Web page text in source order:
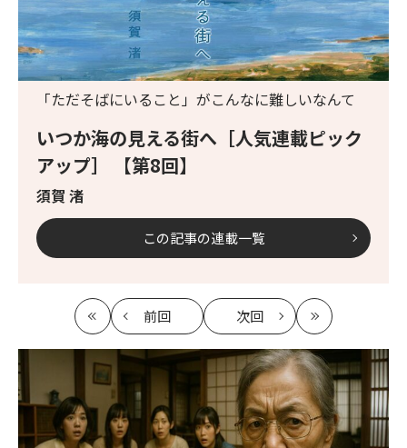
いつか海の見える街へ［人気連載ピック
アップ］ 【第8回】
須賀 渚
「ただそばにいること」がこんなに難しいなんて
この記事の連載一覧
最
初
前回
記
次回
記
事
へ
最
新